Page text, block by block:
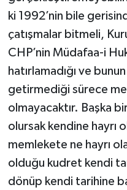
ki 1992’nin bile
çatışmalar bitmeli,
CHP’nin Müdafaa-i
hatırlamadığı ve
getirmediği sürece
olmayacaktır. Başka
olursak kendine hayrı
memlekete ne hayrı
olduğu kudret kendi
dönüp kendi tarihine